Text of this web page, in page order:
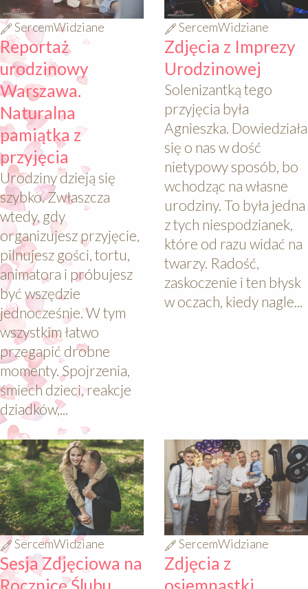
SercemWidziane
Reportaż
urodzinowy
Warszawa.
Naturalna
pamiątka z
przyjęcia
Urodziny dzieją się
szybko. Zwłaszcza
wtedy, gdy
organizujesz przyjęcie,
pilnujesz gości, tortu,
animatora i próbujesz
być wszędzie
jednocześnie. W tym
wszystkim łatwo
przegapić drobne
momenty. Spojrzenia,
śmiech dzieci, reakcje
dziadków,...
SercemWidziane
Zdjęcia z Imprezy
Urodzinowej
Solenizantką tego
przyjęcia była
Agnieszka. Dowiedziała
się o nas w dość
nietypowy sposób, bo
wchodząc na własne
urodziny. To była jedna
z tych niespodzianek,
które od razu widać na
twarzy. Radość,
zaskoczenie i ten błysk
w oczach, kiedy nagle...
640
SercemWidziane
Sesja Zdjęciowa na
640
SercemWidziane
Zdjęcia z